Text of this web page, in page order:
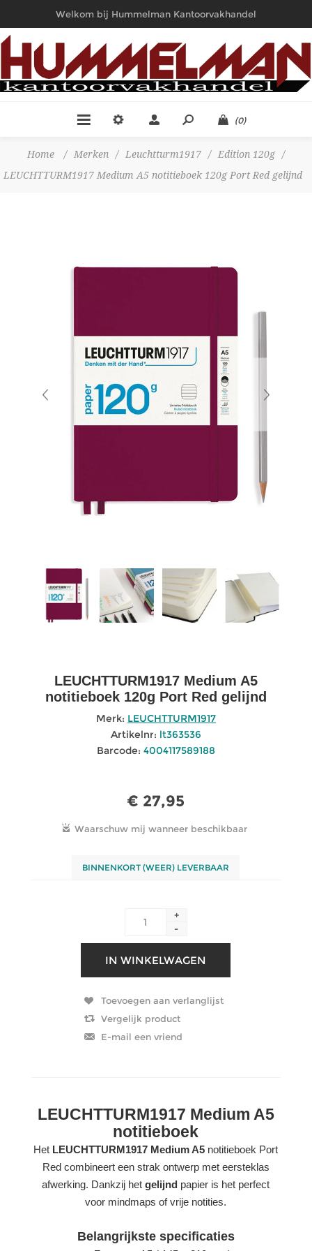
Welkom bij Hummelman Kantoorvakhandel
(0)
Home / Merken / Leuchtturm1917 / Edition 120g
/
LEUCHTTURM1917 Medium A5 notitieboek 120g Port Red gelijnd
LEUCHTTURM1917 Medium A5
notitieboek 120g Port Red gelijnd
Merk: LEUCHTTURM1917
Artikelnr: lt363536
Barcode: 4004117589188
€ 27,95
BINNENKORT (WEER) LEVERBAAR
+
-
LEUCHTTURM1917 Medium A5
notitieboek
Het LEUCHTTURM1917 Medium A5 notitieboek Port
Red combineert een strak ontwerp met eersteklas
afwerking. Dankzij hetgelijnd papier is het perfect
voor mindmaps of vrije notities.
Belangrijkste specificaties